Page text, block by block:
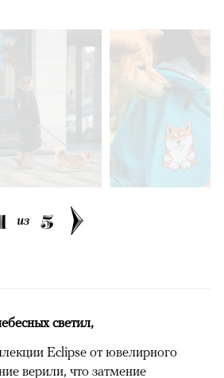
из 5
светил,
Eclipse от ювелирного
верили, что затмение